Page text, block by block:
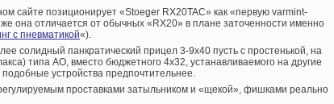
сайте позиционирует «Stoeger RX20TAC» как «первую varmint-
она отличается от обычных «RX20» в плане заточенности именно
с пневматикой«).
солидный панкратический прицел 3-9х40 пусть с простенькой, на
типа АО, вместо бюджетного 4х32, устанавливаемого на другие
устройства предпочтительнее.
проставками затыльником и «щекой», фишками реально